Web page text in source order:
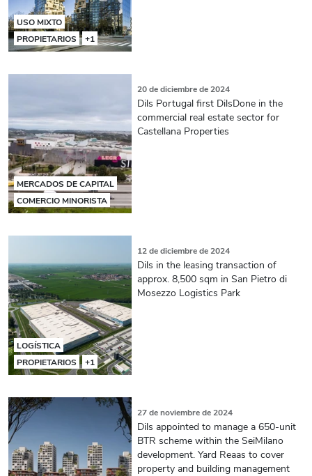
USO MIXTO
PROPIETARIOS
+1
MERCADOS DE CAPITAL
COMERCIO MINORISTA
20 de diciembre de 2024
Dils Portugal first DilsDone in the
commercial real estate sector for
Castellana Properties
LOGÍSTICA
PROPIETARIOS
+1
12 de diciembre de 2024
Dils in the leasing transaction of
approx. 8,500 sqm in San Pietro di
Mosezzo Logistics Park
27 de noviembre de 2024
Dils appointed to manage a 650-unit
BTR scheme within the SeiMilano
development. Yard Reaas to cover
property and building management